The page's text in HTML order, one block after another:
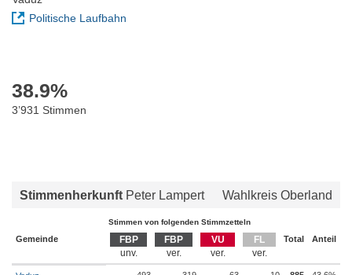
Politische Laufbahn
38.9%
3’931 Stimmen
Stimmenherkunft Peter Lampert Wahlkreis Oberland
Stimmen von folgenden Stimmzetteln
Gemeinde FBP FBP VU FL Total Anteil